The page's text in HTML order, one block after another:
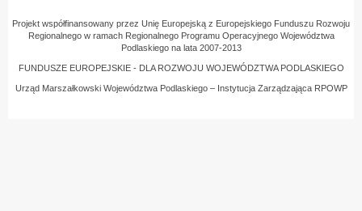
Projekt współfinansowany przez Unię Europejską z Europejskiego Funduszu Rozwoju
Regionalnego w ramach Regionalnego Programu Operacyjnego Województwa
Podlaskiego na lata 2007-2013
FUNDUSZE EUROPEJSKIE - DLA ROZWOJU WOJEWÓDZTWA PODLASKIEGO
Urząd Marszałkowski Województwa Podlaskiego – Instytucja Zarządzająca RPOWP